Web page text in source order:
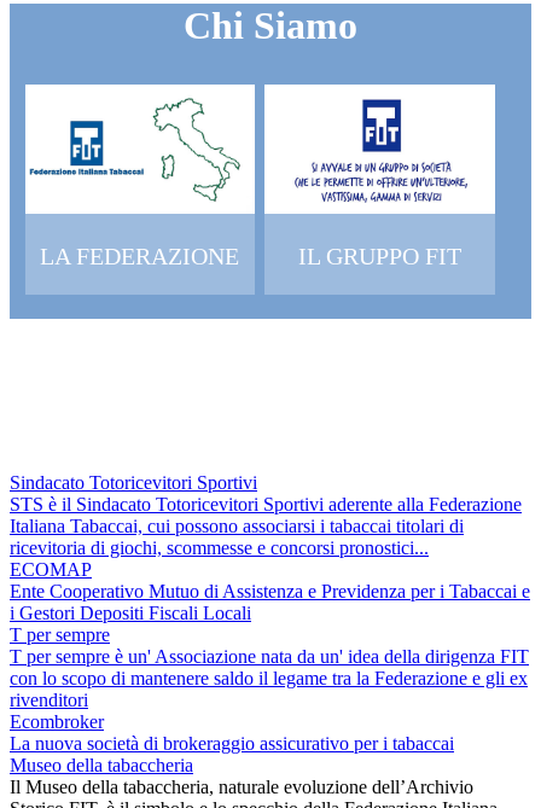
Chi Siamo
LA FEDERAZIONE IL GRUPPO FIT
Sindacato Totoricevitori Sportivi
STS è il Sindacato Totoricevitori Sportivi aderente alla Federazione
Italiana Tabaccai, cui possono associarsi i tabaccai titolari di
ricevitoria di giochi, scommesse e concorsi pronostici...
ECOMAP
Ente Cooperativo Mutuo di Assistenza e Previdenza per i Tabaccai e
i Gestori Depositi Fiscali Locali
T per sempre
T per sempre è un' Associazione nata da un' idea della dirigenza FIT
con lo scopo di mantenere saldo il legame tra la Federazione e gli ex
rivenditori
Ecombroker
La nuova società di brokeraggio assicurativo per i tabaccai
Museo della tabaccheria
Il Museo della tabaccheria, naturale evoluzione dell’Archivio